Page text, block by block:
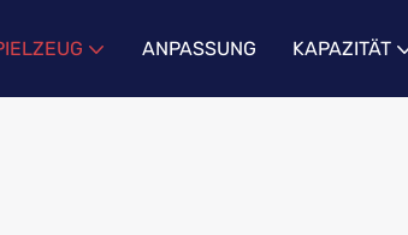
ANPASSUNG KAPAZITÄT